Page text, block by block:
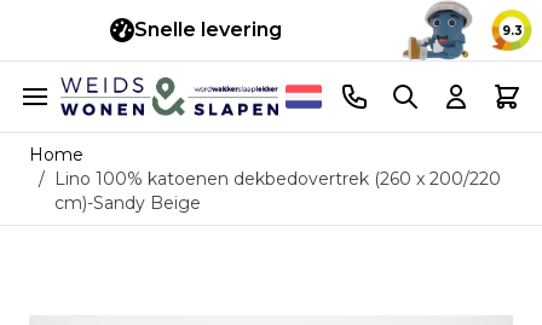
Snelle levering 14
9.3
Ga naar de inhoud
Telefoonnummer
Search Cart
Home
/ Lino 100% katoenen dekbedovertrek (260 x 200/220
cm)-Sandy Beige